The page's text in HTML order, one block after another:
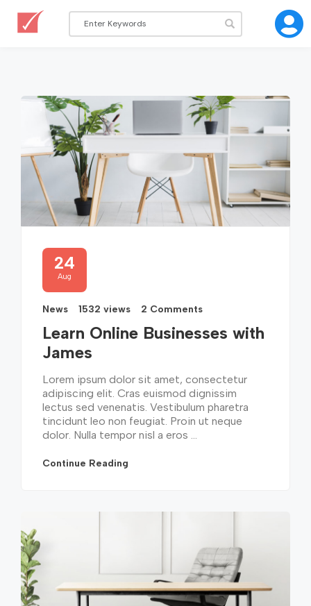
24
Aug
News 1532 views 2 Comments
Learn Online Businesses with
James
Lorem ipsum dolor sit amet, consectetur
adipiscing elit. Cras euismod dignissim
lectus sed venenatis. Vestibulum pharetra
tincidunt leo non feugiat. Proin ut neque
dolor. Nulla tempor nisl a eros ...
Continue Reading